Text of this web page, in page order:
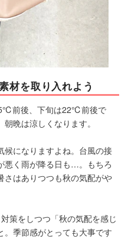
材を取り入れよう
前後、下旬は22℃前後で
晩は涼しくなります。
候になりますよね。台風の接
悪く雨が降る日も…。もちろ
さはありつつも秋の気配がや
策をしつつ「秋の気配を感じ
。季節感がとっても大事です